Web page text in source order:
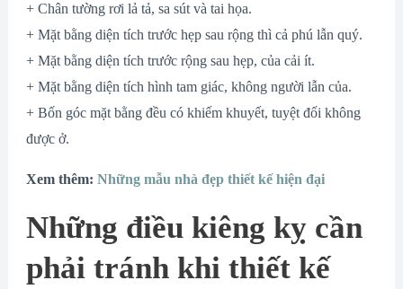
+ Chân tường rơi lả tả, sa sút và tai họa.
+ Mặt bằng diện tích trước hẹp sau rộng thì cả phú lẫn quý.
+ Mặt bằng diện tích trước rộng sau hẹp, của cải ít.
+ Mặt bằng diện tích hình tam giác, không người lẫn của.
+ Bốn góc mặt bằng đều có khiếm khuyết, tuyệt đối không
được ở.
Xem thêm: Những mẫu nhà đẹp thiết kế hiện đại
Những điều kiêng kỵ cần
phải tránh khi thiết kế